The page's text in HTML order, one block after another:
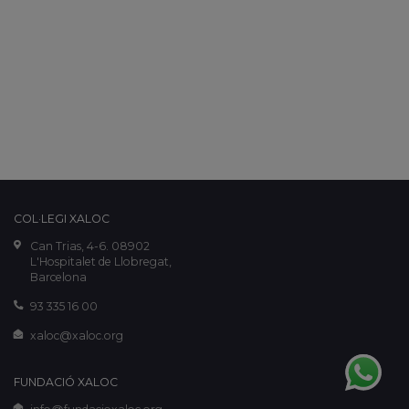
COL·LEGI XALOC
Can Trias, 4-6. 08902
L'Hospitalet de Llobregat,
Barcelona
93 335 16 00
xaloc@xaloc.org
FUNDACIÓ XALOC